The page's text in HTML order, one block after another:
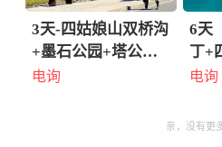
3天-四姑娘山双桥沟
+墨石公园+塔公草
原+鱼子西+木格措
电询
6天
丁+
措六
电询
亲，没有更